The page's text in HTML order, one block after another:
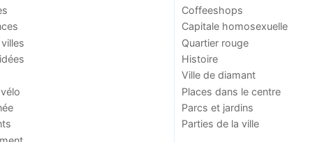
Coffeeshops
Capitale homosexuelle
Quartier rouge
Histoire
Ville de diamant
Places dans le centre
Parcs et jardins
Parties de la ville